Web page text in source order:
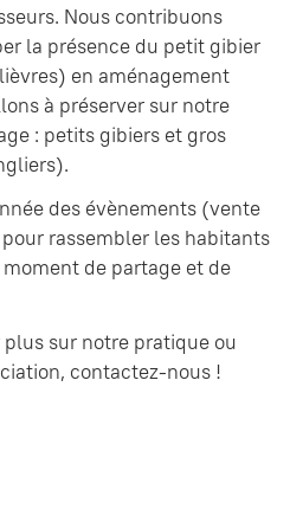
Nous contribuons
la présence du petit gibier
en aménagement
à préserver sur notre
: petits gibiers et gros
des évènements (vente
rassembler les habitants
de partage et de
sur notre pratique ou
contactez-nous !